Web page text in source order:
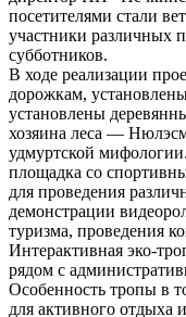
посетителями стали
участники различных
субботников.
В ходе реализации
дорожкам,
установлены
хозяина леса —
удмуртской
площадка со
для проведения
демонстрации
туризма, проведения
Интерактивная эко-
рядом с
Особенность тропы в
для активного отдыха